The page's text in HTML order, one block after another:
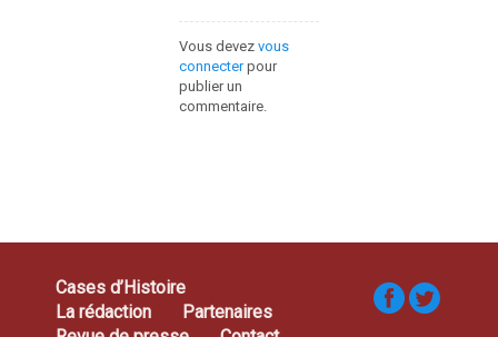
Vous devez vous
connecterpour
publier un
commentaire.
Cases d’Histoire
La rédaction
Partenaires